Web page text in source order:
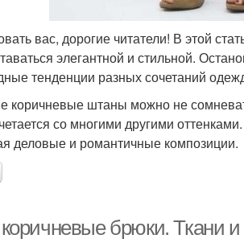
вас, дорогие читатели! В этой
элегантной и стильной.
тенденции разных сочетаний
коричневые штаны можно не
со многими другими
деловые и романтичные композиции.
коричневые брюки. Ткани